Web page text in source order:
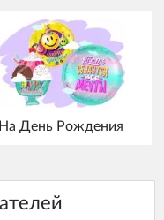
На День Рождения